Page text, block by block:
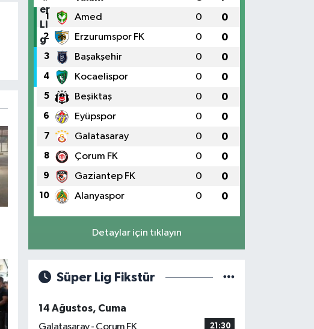
1 Amed 0 0
2 Erzurumspor FK 0 0
3 Başakşehir 0 0
4 Kocaelispor 0 0
5 Beşiktaş 0 0
6 Eyüpspor 0 0
7 Galatasaray 0 0
8 Çorum FK 0 0
9 Gaziantep FK 0 0
10 Alanyaspor 0 0
Detaylar için tıklayın
Süper Lig Fikstür
14 Ağustos, Cuma
Galatasaray - Çorum FK
21:30